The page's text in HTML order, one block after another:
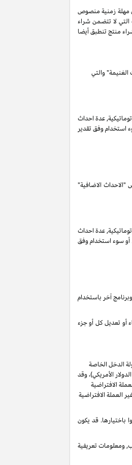
مهلة زمنية منصوص
لا تتضمن شراء
المنطبقة على شراء منتج تنطبق أيضا
4(أ) بخصوص "احداث الغنيمة" والتي
عدة احداث
استخدام وفق تقدير
في البند 4(ب) بخصوص "الاحداث الاضافية"
عدة احداث
سوء استخدام وفق
آخر باستخدام
تعديل كل أو جزء
الدخل الخاصة
الأمريكي)، وقد
الافتراضية
العملة الافتراضية
ادناه التي تقوموا باختيارها. قد يكون
ومعلومات تعريفية